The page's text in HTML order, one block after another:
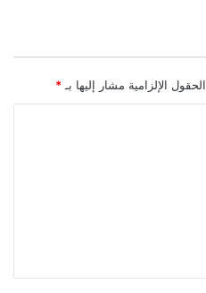
الحقول الإلزامية مشار إليها بـ *